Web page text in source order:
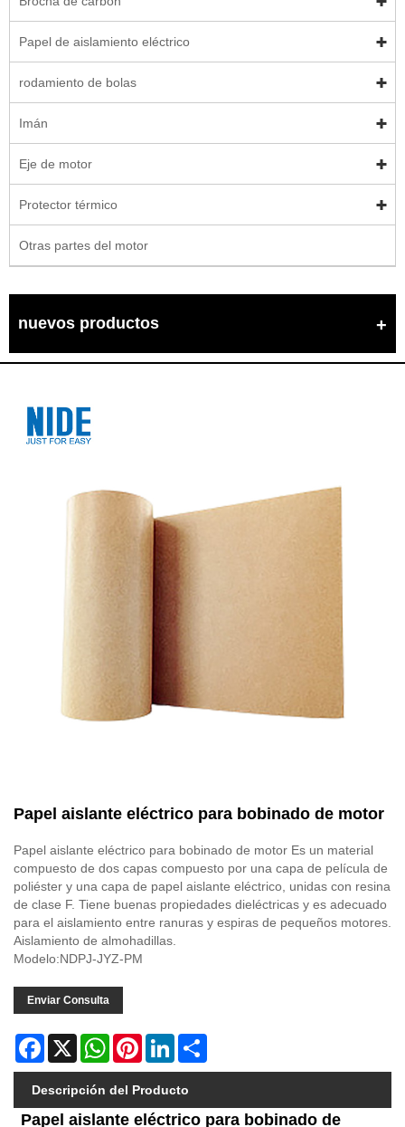
Papel de aislamiento eléctrico
rodamiento de bolas
Imán
Eje de motor
Protector térmico
Otras partes del motor
nuevos productos
Papel aislante eléctrico para bobinado de motor
Papel aislante eléctrico para bobinado de motor Es un material
compuesto de dos capas compuesto por una capa de película de
poliéster y una capa de papel aislante eléctrico, unidas con resina
de clase F. Tiene buenas propiedades dieléctricas y es adecuado
para el aislamiento entre ranuras y espiras de pequeños motores.
Aislamiento de almohadillas.
Modelo:NDPJ-JYZ-PM
Enviar Consulta
Facebook
X WhatsAppPinterestLinkedIn
Descripción del Producto
Papel aislante eléctrico para bobinado de